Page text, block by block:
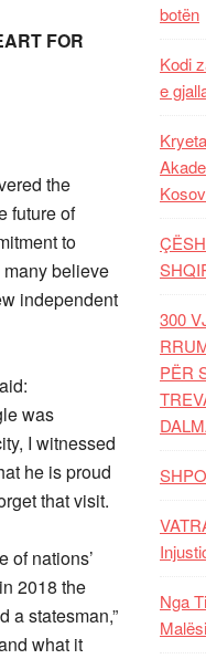
FOR
the
future of
to
believe
independent
was
I witnessed
he is proud
that visit.
of nations’
2018 the
a statesman,”
what it
botën
Kodi
e
300
PËR
Nga